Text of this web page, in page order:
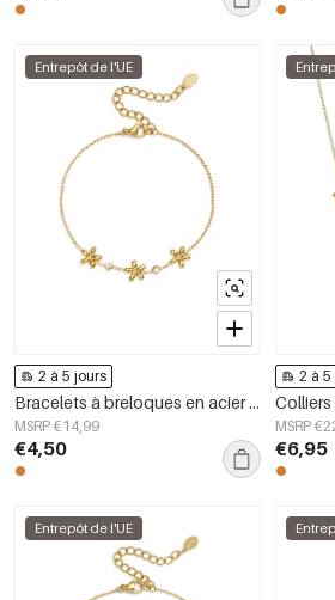
Entrepôt de l'UE
2 à 5 jours
Bracelets à breloques en acier inoxydable, motif floral, collection Daily Simple, bijoux pour femmes
MSRP €14,99
€4,50
2 à 5
MSRP
€6,95
Entrepôt de l'UE